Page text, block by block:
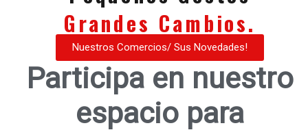
Grandes Cambios.
Nuestros Comercios/ Sus Novedades!
Participa en nuestro
espacio para